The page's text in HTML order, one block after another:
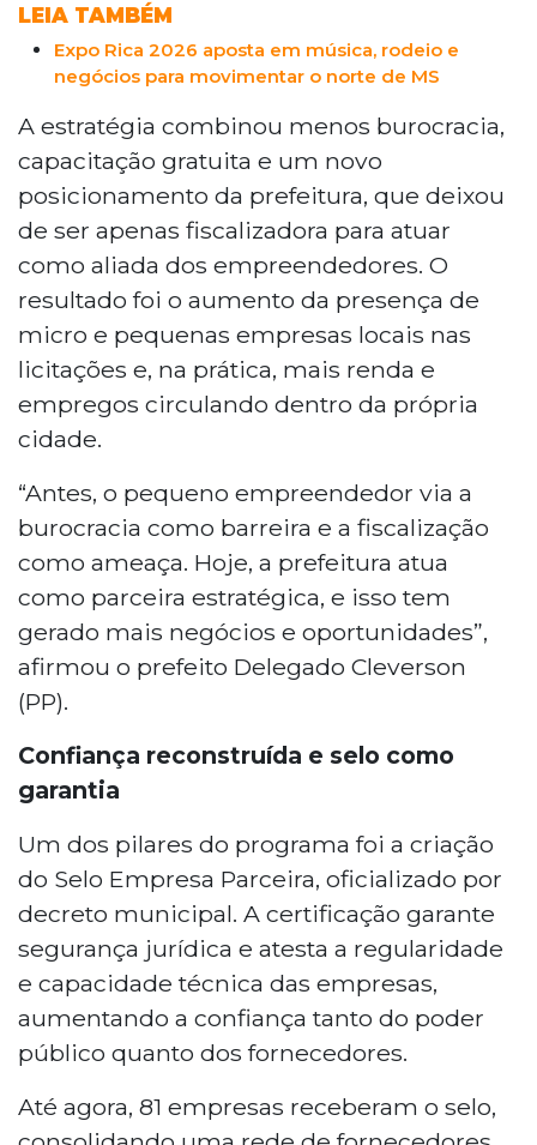
LEIA TAMBÉM
Expo Rica 2026 aposta em música, rodeio e
negócios para movimentar o norte de MS
A estratégia combinou menos burocracia,
capacitação gratuita e um novo
posicionamento da prefeitura, que deixou
de ser apenas fiscalizadora para atuar
como aliada dos empreendedores. O
resultado foi o aumento da presença de
micro e pequenas empresas locais nas
licitações e, na prática, mais renda e
empregos circulando dentro da própria
cidade.
“Antes, o pequeno empreendedor via a
burocracia como barreira e a fiscalização
como ameaça. Hoje, a prefeitura atua
como parceira estratégica, e isso tem
gerado mais negócios e oportunidades”,
afirmou o prefeito Delegado Cleverson
(PP).
Confiança reconstruída e selo como
garantia
Um dos pilares do programa foi a criação
do Selo Empresa Parceira, oficializado por
decreto municipal. A certificação garante
segurança jurídica e atesta a regularidade
e capacidade técnica das empresas,
aumentando a confiança tanto do poder
público quanto dos fornecedores.
Até agora, 81 empresas receberam o selo,